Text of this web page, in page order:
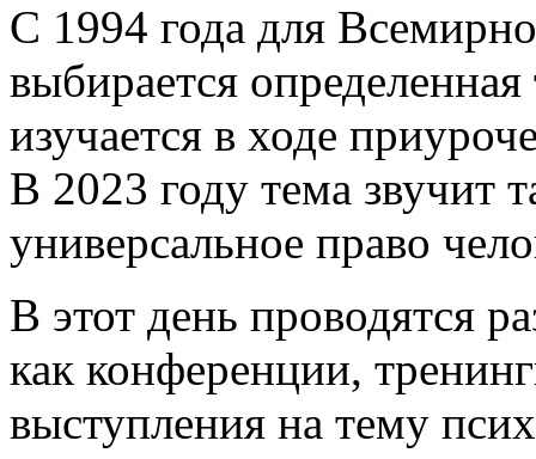
С 1994 года для
выбирается
изучается в ходе
В 2023 году тема звучит
универсальное право
В этот день проводятся
как конференции,
выступления на тему